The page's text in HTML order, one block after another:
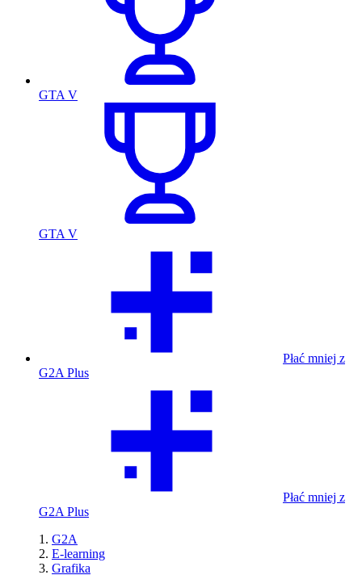
GTA V
GTA V
Płać mniej z
G2A Plus
Płać mniej z
G2A Plus
G2A
E-learning
Grafika